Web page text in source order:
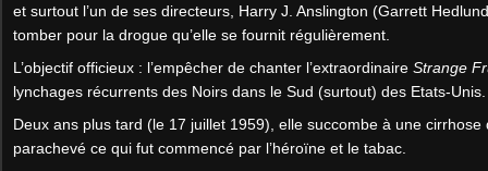
et surtout l’un de ses directeurs, Harry J. Anslington (Garrett
tomber pour la drogue qu’elle se fournit régulièrement.
L’objectif officieux : l’empêcher de chanter l’extraordinaire Strange
lynchages récurrents des Noirs dans le Sud (surtout) des Etats-Unis.
Deux ans plus tard (le 17 juillet 1959), elle succombe à une cirrhose
parachevé ce qui fut commencé par l’héroïne et le tabac.